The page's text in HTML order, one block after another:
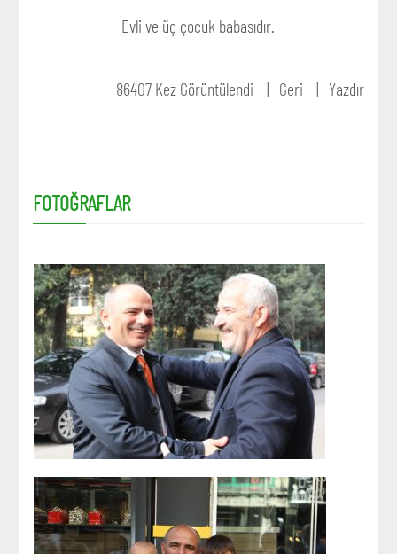
Evli ve üç çocuk babasıdır.
86407 Kez Görüntülendi Geri Yazdır
FOTOĞRAFLAR